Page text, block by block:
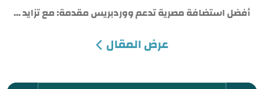
أفضل استضافة مصرية تدعم ووردبريس مقدمة: مع تزايد ...
عرض المقال